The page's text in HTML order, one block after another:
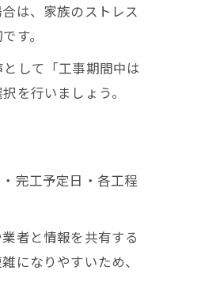
は、家族のストレス
す。
して「工事期間中は
を行いましょう。
完工予定日・各工程
者と情報を共有する
になりやすいため、